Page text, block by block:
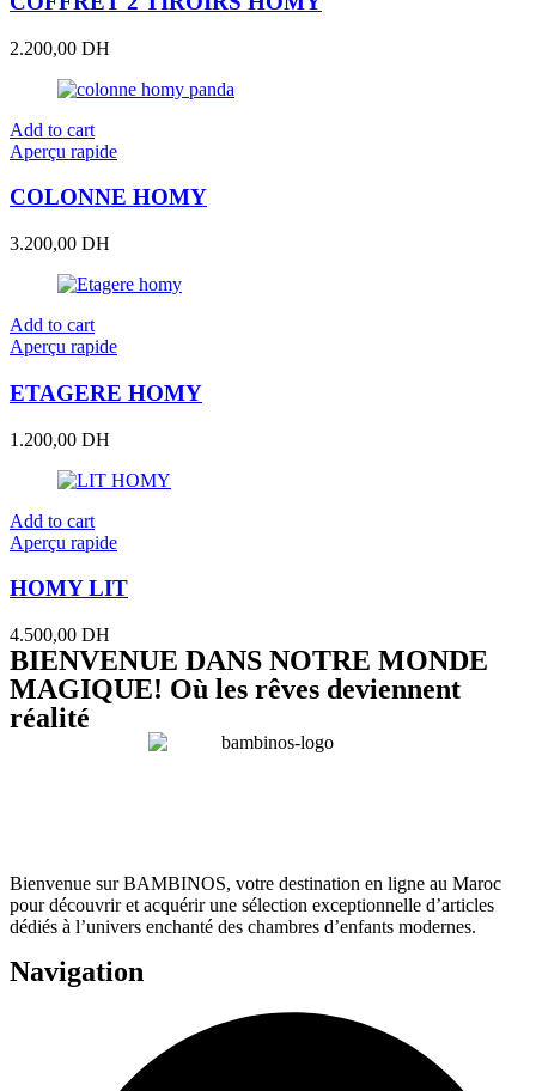
2.200,00 DH
Add to cart
Aperçu rapide
COLONNE HOMY
3.200,00 DH
Add to cart
Aperçu rapide
ETAGERE HOMY
1.200,00 DH
Add to cart
Aperçu rapide
HOMY LIT
4.500,00 DH
BIENVENUE DANS NOTRE MONDE
MAGIQUE! Où les rêves deviennent
réalité
Bienvenue sur BAMBINOS, votre destination en ligne au Maroc
pour découvrir et acquérir une sélection exceptionnelle d’articles
dédiés à l’univers enchanté des chambres d’enfants modernes.
Navigation